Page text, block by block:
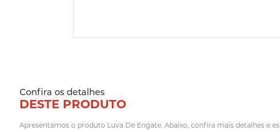
Confira os detalhes
DESTE PRODUTO
Apresentamos o produto Luva De Engate. Abaixo, confira mais detalhes e